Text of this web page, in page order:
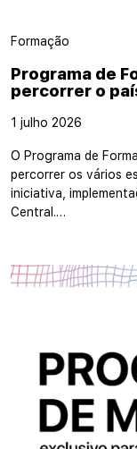
Formação
Programa de
percorrer o
1 julho 2026
O Programa de
percorrer os vários
iniciativa,
Central.…